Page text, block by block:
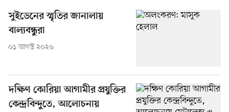
সুইডেনের স্মৃতির জানালায়
বাল্যবন্ধুরা
০১ আগস্ট ২০২৬
দক্ষিণ কোরিয়া আগামীর প্রযুক্তির
কেন্দ্রবিন্দুতে, আলোচনায়